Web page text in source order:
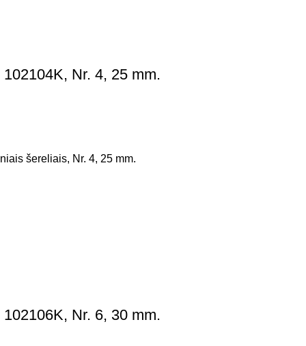
Nr. 4, 25 mm.
šereliais, Nr. 4, 25 mm.
Nr. 6, 30 mm.